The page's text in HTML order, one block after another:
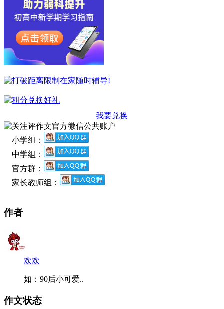
我要兑换
小学组：
中学组：
官方群：
家长教师组：
作者
欢欢
如：90后小可爱..
作文状态